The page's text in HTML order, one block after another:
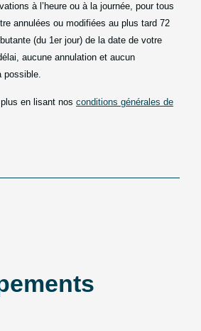
à l’heure ou à la journée, pour tous
annulées ou modifiées au plus tard 72
(du 1er jour) de la date de votre
aucune annulation et aucun
possible.
en lisant nos conditions générales de